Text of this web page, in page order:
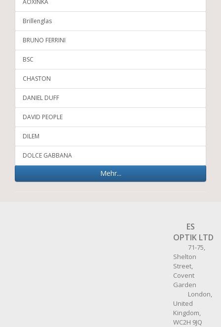
AOXINKA
Brillenglas
BRUNO FERRINI
BSC
CHASTON
DANIEL DUFF
DAVID PEOPLE
DILEM
DOLCE GABBANA
Mehr...
ES
OPTIK LTD
71-75,
Shelton
Street,
Covent
Garden
London,
United
Kingdom,
WC2H 9JQ